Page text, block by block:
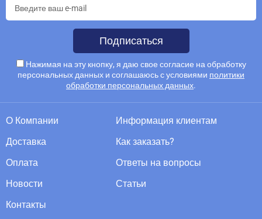
Подписаться
Нажимая на эту кнопку, я даю свое согласие на обработку
персональных данных и соглашаюсь с условиями политики
обработки персональных данных.
О Компании
Доставка
Оплата
Новости
Информация клиентам
Как заказать?
Ответы на вопросы
Статьи
Контакты